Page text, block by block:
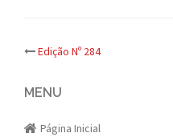
Post
navigation
Edição Nº 284
MENU
Página Inicial